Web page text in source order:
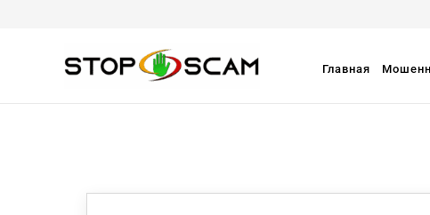
Главная